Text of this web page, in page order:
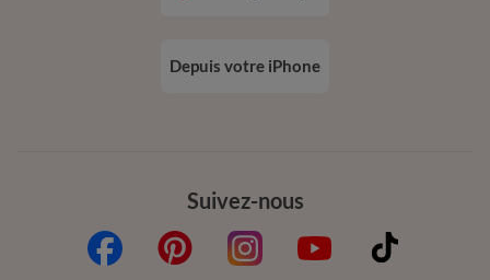
Suivez-nous
Depuis votre iPhone